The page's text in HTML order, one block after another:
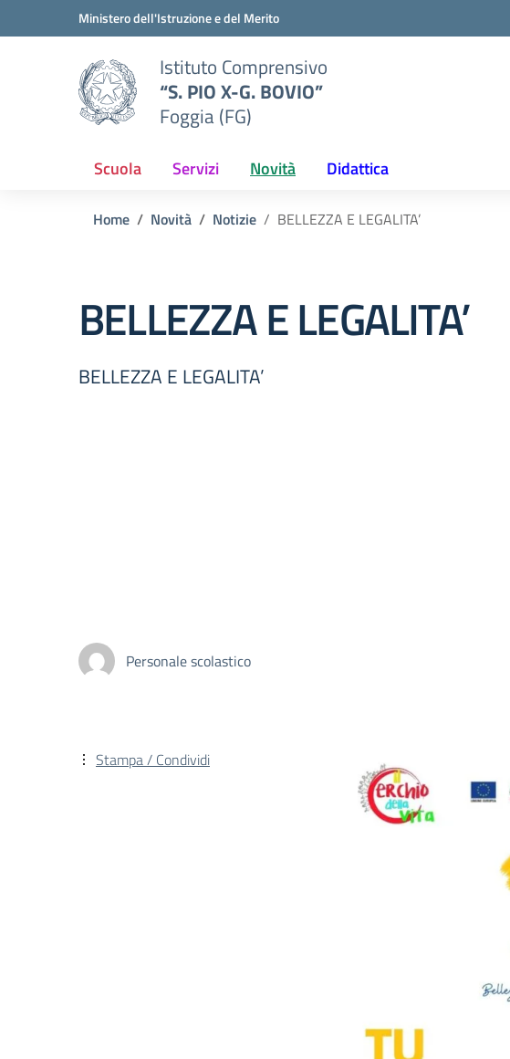
Vai ai contenuti
Vai al menu di navigazioneMinistero dell'Istruzione e del Merito
Istituto Comprensivo
“S. PIO X-G. BOVIO”
Foggia (FG)
Scuola Servizi Novità Didattica
Home Novità Notizie BELLEZZA E LEGALITA’
BELLEZZA E LEGALITA’
BELLEZZA E LEGALITA’
Personale scolastico
Stampa / Condividi